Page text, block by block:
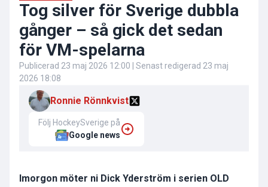
Tog silver för Sverige dubbla
gånger – så gick det sedan
för VM-spelarna
Publicerad 23 maj 2026 12:00 | Senast redigerad 23 maj
2026 18:08
Ronnie Rönnkvist
Följ HockeySverige på
Google news
Imorgon möter ni Dick Yderström i serien OLD